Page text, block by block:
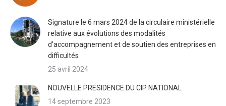
Signature le 6 mars 2024 de la circulaire ministérielle
relative aux évolutions des modalités
d’accompagnement et de soutien des entreprises en
difficultés
25 avril 2024
NOUVELLE PRESIDENCE DU CIP NATIONAL
14 septembre 2023